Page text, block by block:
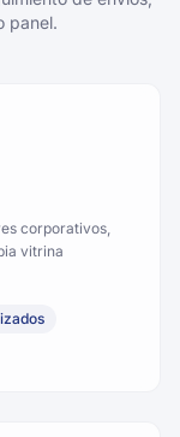
panel.
corporativos,
vitrina